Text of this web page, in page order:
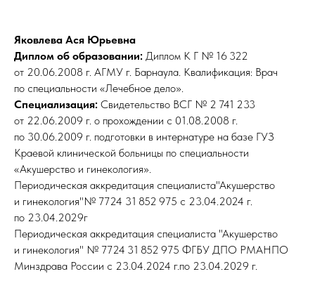
Яковлева Ася Юрьевна
Диплом об образовании: Диплом К Г № 16 322
от 20.06.2008 г. АГМУ г. Барнаула. Квалификация: Врач
по специальности «Лечебное дело».
Специализация: Свидетельство ВСГ № 2 741 233
от 22.06.2009 г. о прохождении с 01.08.2008 г.
по 30.06.2009 г. подготовки в интернатуре на базе ГУЗ
Краевой клинической больницы по специальности
«Акушерство и гинекология».
Периодическая аккредитация специалиста"Акушерство
и гинекология"№ 7724 31 852 975 с 23.04.2024 г.
по 23.04.2029г
Периодическая аккредитация специалиста "Акушерство
и гинекология" № 7724 31 852 975 ФГБУ ДПО РМАНПО
Минздрава России с 23.04.2024 г.по 23.04.2029 г.